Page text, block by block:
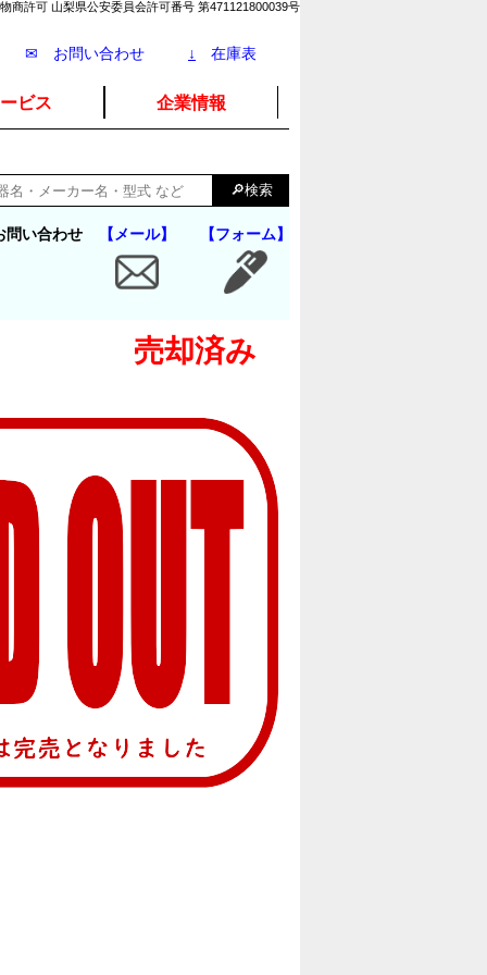
商許可 山梨県公安委員会許可番号 第471121800039号
✉ お問い合わせ ↓ 在庫表
ビス 企業情報
問い合わせ 【メール】 【フォーム】
売却済み